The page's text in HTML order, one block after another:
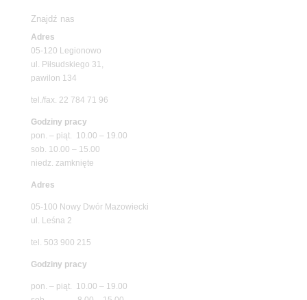
Znajdź nas
Adres
05-120 Legionowo
ul. Piłsudskiego 31,
pawilon 134
tel./fax. 22 784 71 96
Godziny pracy
pon. – piąt. 10.00 – 19.00
sob. 10.00 – 15.00
niedz. zamknięte
Adres
05-100 Nowy Dwór Mazowiecki
ul. Leśna 2
tel. 503 900 215
Godziny pracy
pon. – piąt. 10.00 – 19.00